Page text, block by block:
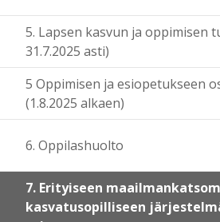
5. Lapsen kasvun ja oppimisen
31.7.2025 asti)
5 Oppimisen ja esiopetukseen
(1.8.2025 alkaen)
6. Oppilashuolto
7. Erityiseen
kasvatusopilliseen